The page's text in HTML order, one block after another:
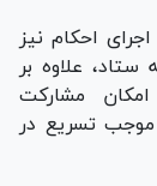
احکام نیز
ستاد، علاوه بر
مشارکت
موجب تسریع در